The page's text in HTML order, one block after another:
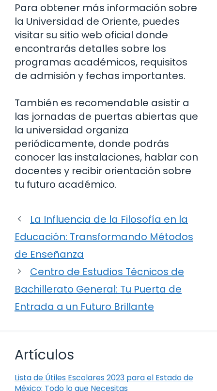
Para obtener más información sobre
la Universidad de Oriente, puedes
visitar su sitio web oficial donde
encontrarás detalles sobre los
programas académicos, requisitos
de admisión y fechas importantes.
También es recomendable asistir a
las jornadas de puertas abiertas que
la universidad organiza
periódicamente, donde podrás
conocer las instalaciones, hablar con
docentes y recibir orientación sobre
tu futuro académico.
La Influencia de la Filosofía en la
Educación: Transformando Métodos
de Enseñanza
Centro de Estudios Técnicos de
Bachillerato General: Tu Puerta de
Entrada a un Futuro Brillante
Artículos
Lista de Útiles Escolares 2023 para el Estado de
México: Todo lo que Necesitas